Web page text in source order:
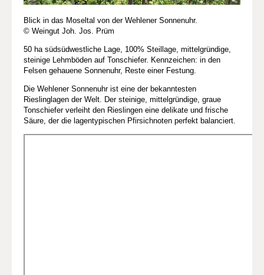
Blick in das Moseltal von der Wehlener Sonnenuhr.
© Weingut Joh. Jos. Prüm
50 ha südsüdwestliche Lage, 100% Steillage, mittelgründige,
steinige Lehmböden auf Tonschiefer. Kennzeichen: in den
Felsen gehauene Sonnenuhr, Reste einer Festung.
Die Wehlener Sonnenuhr ist eine der bekanntesten
Rieslinglagen der Welt. Der steinige, mittelgründige, graue
Tonschiefer verleiht den Rieslingen eine delikate und frische
Säure, der die lagentypischen Pfirsichnoten perfekt balanciert.